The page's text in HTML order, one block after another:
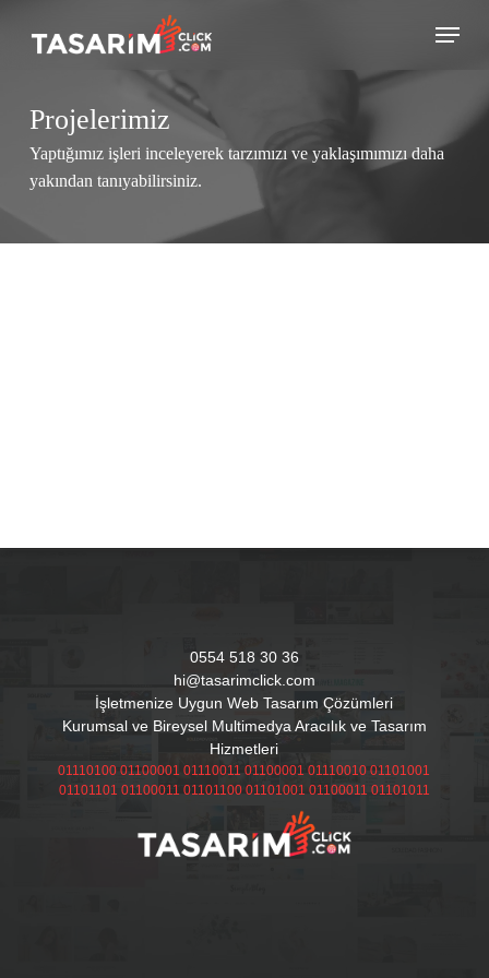
Menu
Projelerimiz
Yaptığımız işleri inceleyerek tarzımızı ve yaklaşımımızı daha
yakından tanıyabilirsiniz.
0554 518 30 36
hi@tasarimclick.com
İşletmenize Uygun Web Tasarım Çözümleri
Kurumsal ve Bireysel Multimedya Aracılık ve Tasarım
Hizmetleri
01110100 01100001 01110011 01100001 01110010 01101001
01101101 01100011 01101100 01101001 01100011 01101011